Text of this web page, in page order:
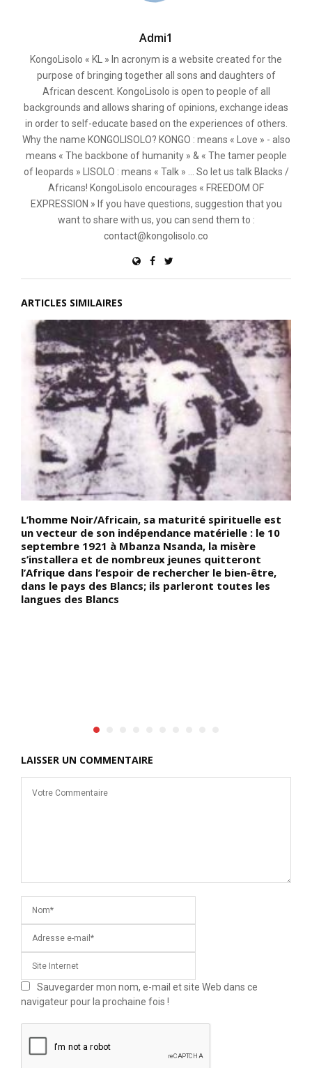
Admi1
KongoLisolo « KL » In acronym is a website created for the
purpose of bringing together all sons and daughters of
African descent. KongoLisolo is open to people of all
backgrounds and allows sharing of opinions, exchange ideas
in order to self-educate based on the experiences of others.
Why the name KONGOLISOLO? KONGO : means « Love » - also
means « The backbone of humanity » & « The tamer people
of leopards » LISOLO : means « Talk » ... So let us talk Blacks /
Africans! KongoLisolo encourages « FREEDOM OF
EXPRESSION » If you have questions, suggestion that you
want to share with us, you can send them to :
contact@kongolisolo.co
ARTICLES SIMILAIRES
L’homme Noir/Africain, sa maturité spirituelle est
un vecteur de son indépendance matérielle : le 10
septembre 1921 à Mbanza Nsanda, la misère
s’installera et de nombreux jeunes quitteront
l’Afrique dans l’espoir de rechercher le bien-être,
dans le pays des Blancs; ils parleront toutes les
langues des Blancs
LAISSER UN COMMENTAIRE
Sauvegarder mon nom, e-mail et site Web dans ce
navigateur pour la prochaine fois !